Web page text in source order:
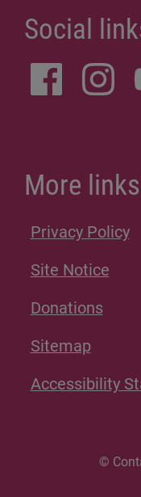
Social
More links
Privacy Policy
Site Notice
Donations
Sitemap
Accessibility
©